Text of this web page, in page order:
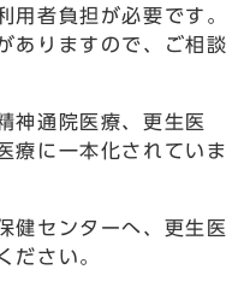
者負担が必要です。
ありますので、ご相談
神通院医療、更生医
療に一本化されていま
健センターへ、更生医
ださい。